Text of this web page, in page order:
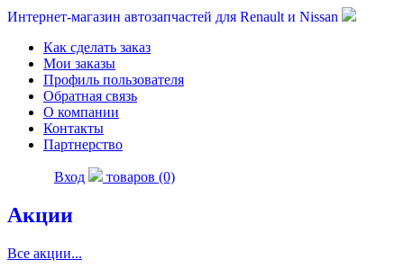
Интернет-магазин автозапчастей для Renault и Nissan
Как сделать заказ
Мои заказы
Профиль пользователя
Обратная связь
О компании
Контакты
Партнерство
Вход товаров (0)
Акции
Все акции...